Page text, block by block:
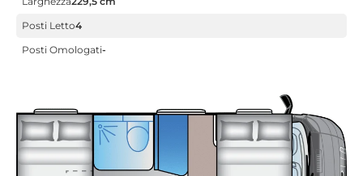
Posti Letto4
Posti Omologati-